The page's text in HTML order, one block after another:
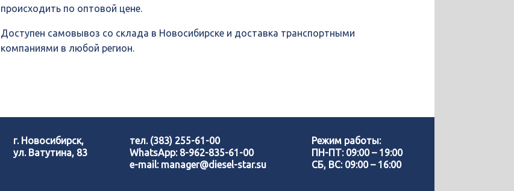
происходить по оптовой цене.
Доступен самовывоз со склада в Новосибирске и доставка транспортными
компаниями в любой регион.
г. Новосибирск,
ул. Ватутина, 83
тел. (383) 255-61-00
WhatsApp: 8-962-835-61-00
e-mail: manager@diesel-star.su
Режим работы:
ПН-ПТ: 09:00 – 19:00
СБ, ВС: 09:00 – 16:00